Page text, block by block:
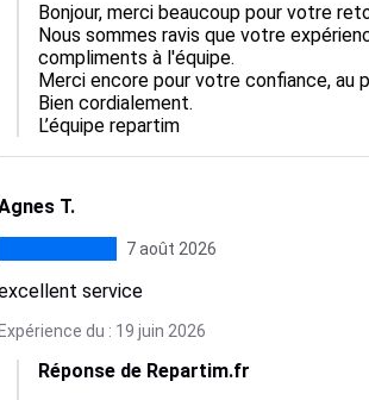
Bonjour, merci beaucoup pour votre
Nous sommes ravis que votre
compliments à l'équipe.
Merci encore pour votre confiance, au
Bien cordialement.
L’équipe repartim
T.
7 août 2026
service
Expérience du : 19 juin 2026
Réponse de Repartim.fr